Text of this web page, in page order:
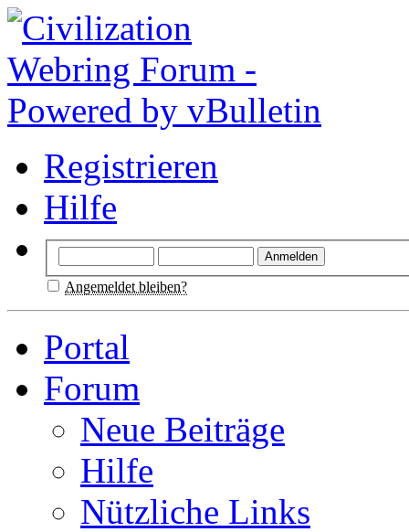
Registrieren
Hilfe
Angemeldet bleiben?
Portal
Forum
Neue Beiträge
Hilfe
Nützliche Links